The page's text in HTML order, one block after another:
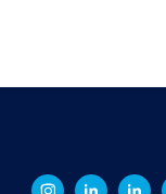
сливается с ними.